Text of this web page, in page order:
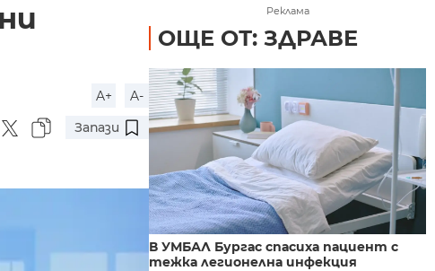
A+
A-
Запази
Реклама
ОЩЕ ОТ: ЗДРАВЕ
В УМБАЛ Бургас спасиха пациент с
тежка легионелна инфекция